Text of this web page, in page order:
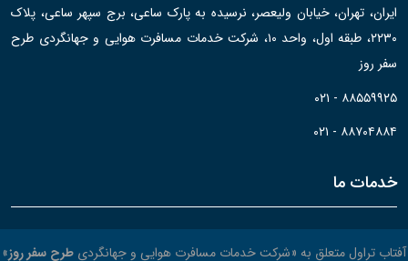
ایران، تهران، خیابان ولیعصر، نرسیده به پارک ساعی، برج سپهر ساعی، پلاک
۲۲۳۰، طبقه اول، واحد ۱۰، شرکت خدمات مسافرت هوایی و جهانگردی طرح
سفر روز
۰۲۱ - ۸۸۵۵۹۹۲۵
۰۲۱ - ۸۸۷۰۴۸۸۴
خدمات ما
آفتاب تراول متعلق به «شرکت خدمات مسافرت هوایی و جهانگردی طرح سفر روز»